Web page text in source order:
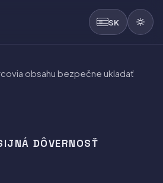
SK
obsahu bezpečne ukladať
DÔVERNOSŤ